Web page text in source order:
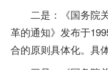
二是：《国务院关
革的通知》发布于
合的原则具体化。具